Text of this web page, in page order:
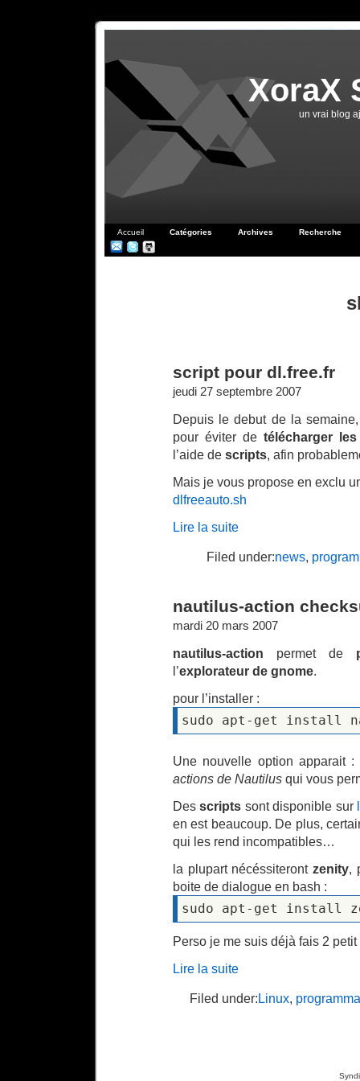
XoraX
un vrai blog
Accueil Catégories Archives Recherche
script pour dl.free.fr
jeudi 27 septembre 2007
Depuis le debut de la
pour éviter de télécharger
l’aide de scripts, afin
Mais je vous propose en exclu
dlfreeauto.sh
Lire la suite
Filed under:news,
nautilus-action
mardi 20 mars 2007
nautilus-action permet de
l’explorateur de gnome.
pour l’installer :
sudo apt-get install
Une nouvelle option apparait :
actions de Nautilus qui vous
Desscripts sont disponible sur
en est beaucoup. De plus,
qui les rend incompatibles…
la plupart nécéssiterontzenity,
boite de dialogue en bash :
sudo apt-get install
Perso je me suis déjà fais 2 petit
Lire la suite
Filed under:Linux,